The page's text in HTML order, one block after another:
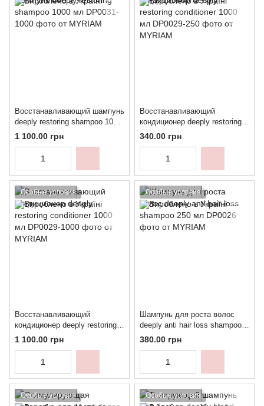
Восстанавливающий шампунь
deeply restoring shampoo 1000
мл
1 100.00 грн
Восстанавливающий
кондиционер deeply restoring
conditioner 1000 мл
340.00 грн
Особые условия
Восстанавливающий
кондиционер deeply restoring
conditioner 1000 мл
1 100.00 грн
Особые условия
Шампунь для роста волос
deeply anti hair loss shampoo
250 мл
380.00 грн
Особые условия Особые условия